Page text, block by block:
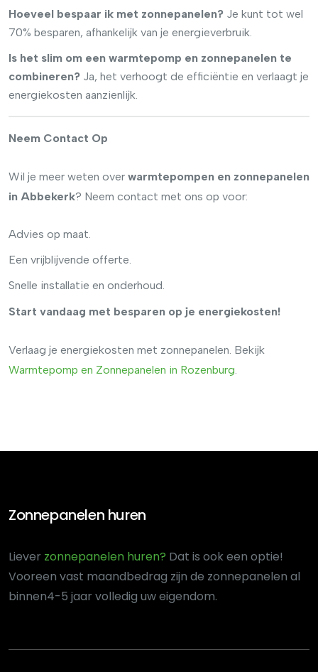
Hoeveel bespaar ik met zonnepanelen? Je kunt tot wel
70% besparen, afhankelijk van je energieverbruik.
Is het slim om een warmtepomp en zonnepanelen te
combineren? Ja, het verhoogt de efficiëntie en verlaagt je
energiekosten aanzienlijk.
Neem Contact Op
Wil je meer weten over warmtepompen en zonnepanelen
in Abbekerk? Neem contact met ons op voor:
Advies op maat.
Een vrijblijvende offerte.
Snelle installatie en onderhoud.
Start vandaag met besparen op je energiekosten!
Verlaag je energiekosten met zonnepanelen. Bekijk
Warmtepomp en Zonnepanelen in Rozenburg.
Zonnepanelen huren
Liever zonnepanelen huren? Dat is ook een optie!
Vooreen vast maandbedrag zijn de zonnepanelen al
binnen4-5 jaar volledig uw eigendom.